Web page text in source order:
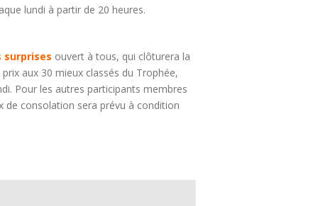
lundi à partir de 20 heures.
surprises ouvert à tous, qui clôturera la
aux 30 mieux classés du Trophée,
Pour les autres participants membres
de consolation sera prévu à condition